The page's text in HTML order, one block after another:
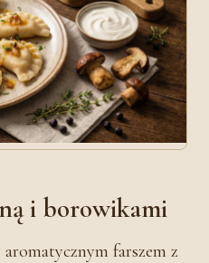
i borowikami
farszem z